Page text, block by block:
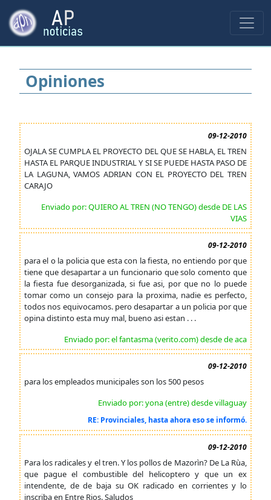
Opiniones
09-12-2010
OJALA SE CUMPLA EL PROYECTO DEL QUE SE HABLA, EL TREN
HASTA EL PARQUE INDUSTRIAL Y SI SE PUEDE HASTA PASO DE
LA LAGUNA, VAMOS ADRIAN CON EL PROYECTO DEL TREN
CARAJO
Enviado por: QUIERO AL TREN (NO TENGO) desde DE LAS
VIAS
09-12-2010
para el o la policia que esta con la fiesta, no entiendo por que
tiene que desapartar a un funcionario que solo comento que
la fiesta fue desorganizada, si fue asi, por que no lo puede
tomar como un consejo para la proxima, nadie es perfecto,
todos nos equivocamos. pero desapartar a un policia por que
opina distinto esta muy mal, bueno asi estan . . .
Enviado por: el fantasma (verito.com) desde de aca
09-12-2010
para los empleados municipales son los 500 pesos
Enviado por: yona (entre) desde villaguay
RE: Provinciales, hasta ahora eso se informó.
09-12-2010
Para los radicales y el tren. Y los pollos de Mazorìn? De La Rùa,
que pague el combustible del helicoptero y que un ex
intendente, de de baja su OK radicado en corrientes y lo
inscriba en Entre Rios. Saludos